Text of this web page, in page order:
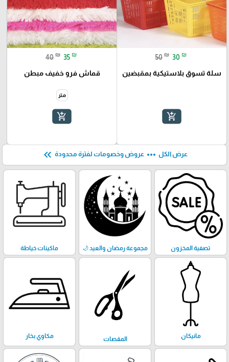
50 ₪ 30 ₪
سلة تسوق بلاستيكية بمقبضين
add_shopping_cart
40 ₪ 35 ₪
قماش فرو خفيف مبطن
متر
add_shopping_cart
عرض الكل more_horiz عروض وخصومات لفترة محدودة keyboard_double_arrow_left
تصفية المخزون مجموعة رمضان والعيد 🌙 ماكينات خياطة
مانيكان المقصات مكاوي بخار